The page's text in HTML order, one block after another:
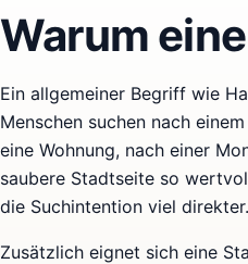
Warum
Ein allgemeiner Begriff wie
Menschen suchen nach
eine Wohnung, nach einer
saubere Stadtseite so
die Suchintention viel direkter.
Zusätzlich eignet sich eine